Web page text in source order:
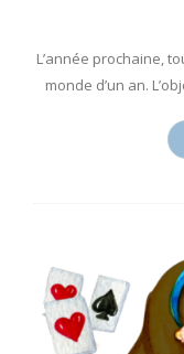
L’année prochaine,
monde d’un an.